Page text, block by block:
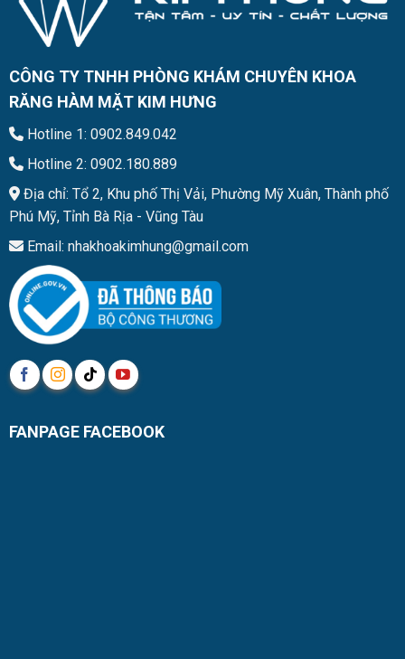
CÔNG TY TNHH PHÒNG KHÁM CHUYÊN KHOA
RĂNG HÀM MẶT KIM HƯNG
Hotline 1: 0902.849.042
Hotline 2: 0902.180.889
Địa chỉ: Tổ 2, Khu phố Thị Vải, Phường Mỹ Xuân, Thành phố
Phú Mỹ, Tỉnh Bà Rịa - Vũng Tàu
Email: nhakhoakimhung@gmail.com
FANPAGE FACEBOOK